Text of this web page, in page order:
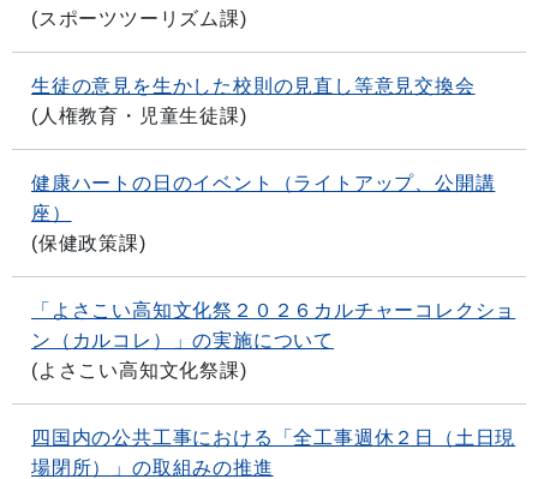
(スポーツツーリズム課)
生徒の意見を生かした校則の見直し等意見交換会
( 人権教育・児童生徒課)
健康ハートの日のイベント（ライトアップ、公開講
座）
(保健政策課)
「よさこい高知文化祭２０２６カルチャーコレクショ
ン（カルコレ）」の実施について
(よさこい高知文化祭課)
四国内の公共工事における「全工事週休２日（土日現
場閉所）」の取組みの推進